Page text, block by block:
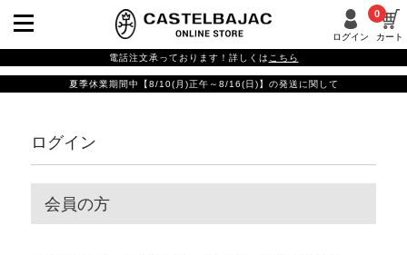
ログイン カート
0
電話注文承っております！詳しくは こちら
夏季休業期間中【8/10(月)正午～8/16(日)】の発送に関して
ログイン
会員の方